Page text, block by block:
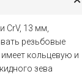
CrV, 13 мм,
резьбовые
имеет кольцевую и
зева